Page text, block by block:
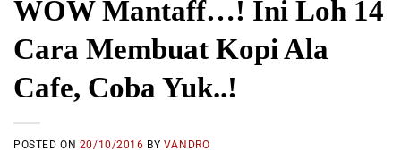
WOW Mantaff…! Ini Loh 14
Cara Membuat Kopi Ala
Cafe, Coba Yuk..!
POSTED ON 20/10/2016 BY VANDRO